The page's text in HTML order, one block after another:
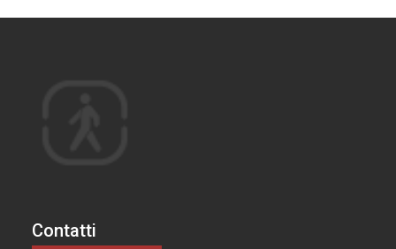
Contatti